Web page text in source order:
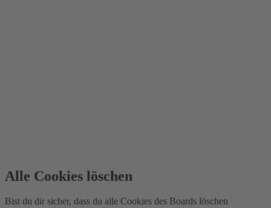
Alle Cookies löschen
Bist du dir sicher, dass du alle Cookies des Boards löschen